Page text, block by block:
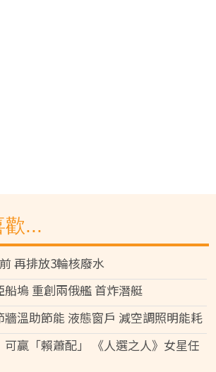
歡...
再排放3輪核廢水
塢 重創兩俄艦 首炸潛艇
溫助節能 液態窗戶 減空調照明能耗
贏「賴蕭配」 《人選之人》女星任